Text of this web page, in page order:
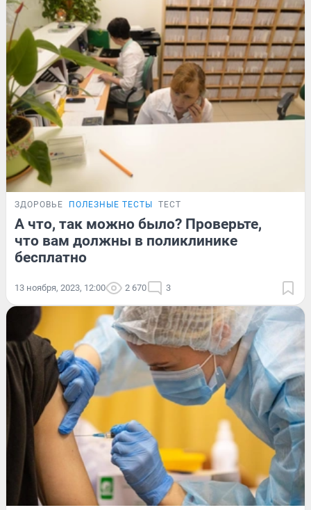
ЗДОРОВЬЕ ПОЛЕЗНЫЕ ТЕСТЫ ТЕСТ
А что, так можно было? Проверьте,
что вам должны в поликлинике
бесплатно
13 ноября, 2023, 12:00 2 670 3